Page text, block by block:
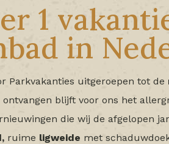
1
in
Parkvakanties uitgeroepen tot de
blijft voor ons het
die wij de afgelopen
ruime ligweide met